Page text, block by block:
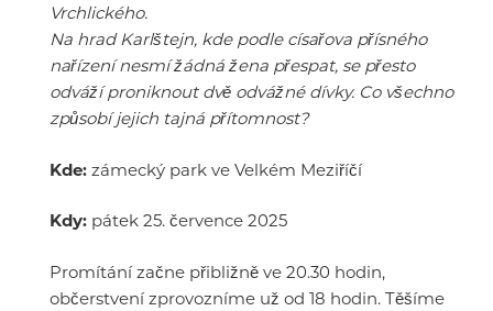
Vrchlického.
Na hrad Karlštejn, kde podle císařova přísného
nařízení nesmí žádná žena přespat, se přesto
odváží proniknout dvě odvážné dívky. Co všechno
způsobí jejich tajná přítomnost?
Kde: zámecký park ve Velkém Meziříčí
Kdy: pátek 25. července 2025
Promítání začne přibližně ve 20.30 hodin,
občerstvení zprovozníme už od 18 hodin. Těšíme